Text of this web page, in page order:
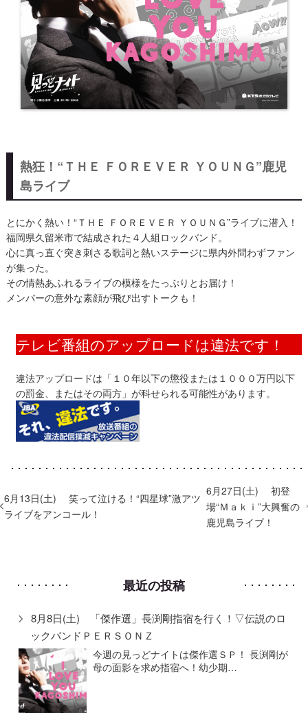
熱狂！“ＴＨＥ ＦＯＲＥＶＥＲ ＹＯＵＮＧ”鹿児
島ライブ
とにかく熱い！“ＴＨＥ ＦＯＲＥＶＥＲ ＹＯＵＮＧ”ライブに潜入！
福岡県久留米市で結成された４人組ロックバンド。
心に真っ直ぐ突き刺さる歌詞と熱いステージに県内外問わずファン
が集った。
その情熱あふれるライブの模様をたっぷりとお届け！
メンバーの意外な素顔が飛び出すトークも！
テレビ番組のアップロードは違法です！
違法アップロードは「１０年以下の懲役または１０００万円以下
の罰金、またはその両方」が科せられる可能性があります。
6月13日(土) 笑って泣ける！“四星球”激アツ
ライブをアンコール！
6月27日(土) 初登
場“Ｍａｋｉ”大興奮の
鹿児島ライブ！
最近の投稿
8月8日(土) 「傑作選」長渕剛指宿を行く！▽伝説のロ
ックバンドＰＥＲＳＯＮＺ
今週の見っどナイトは傑作選ＳＰ！ 長渕剛が
母の面影を求め指宿へ！幼少期…